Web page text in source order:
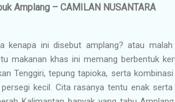
Amplang – CAMILAN NUSANTARA
kenapa ini disebut amplang? atau
makanan khas ini memang berbentuk
Tenggiri, tepung tapioka, serta
kecil. Cita rasanya tentu enak